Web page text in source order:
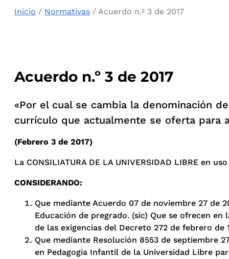
Inicio / Normativas / Acuerdo n.º 3 de 2017
Acuerdo n.º 3 de 2017
«Por el cual se cambia la denominación
currículo que actualmente se oferta para
(Febrero 3 de 2017)
La CONSILIATURA DE LA UNIVERSIDAD LIBRE en
CONSIDERANDO:
Que mediante Acuerdo 07 de noviembre 27 de
Educación de pregrado. (sic) Que se ofrecen
de las exigencias del Decreto 272 de febrero
Que mediante Resolución 8553 de septiembre
en Pedagogía Infantil de la Universidad Libre